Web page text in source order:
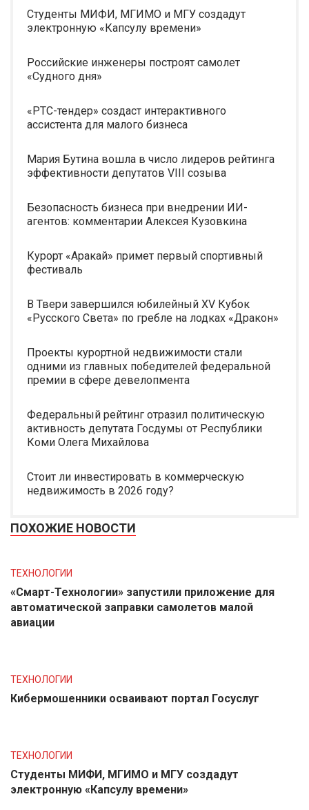
Студенты МИФИ, МГИМО и МГУ создадут
электронную «Капсулу времени»
Российские инженеры построят самолет
«Судного дня»
«РТС-тендер» создаст интерактивного
ассистента для малого бизнеса
Мария Бутина вошла в число лидеров рейтинга
эффективности депутатов VIII созыва
Безопасность бизнеса при внедрении ИИ-
агентов: комментарии Алексея Кузовкина
Курорт «Аракай» примет первый спортивный
фестиваль
В Твери завершился юбилейный XV Кубок
«Русского Света» по гребле на лодках «Дракон»
Проекты курортной недвижимости стали
одними из главных победителей федеральной
премии в сфере девелопмента
Федеральный рейтинг отразил политическую
активность депутата Госдумы от Республики
Коми Олега Михайлова
Стоит ли инвестировать в коммерческую
недвижимость в 2026 году?
ПОХОЖИЕ НОВОСТИ
ТЕХНОЛОГИИ
«Смарт-Технологии» запустили приложение для
автоматической заправки самолетов малой
авиации
ТЕХНОЛОГИИ
Кибермошенники осваивают портал Госуслуг
ТЕХНОЛОГИИ
Студенты МИФИ, МГИМО и МГУ создадут
электронную «Капсулу времени»